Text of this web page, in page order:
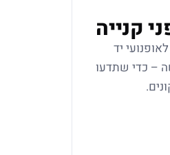
קנייה
יד
– כדי שתדעו